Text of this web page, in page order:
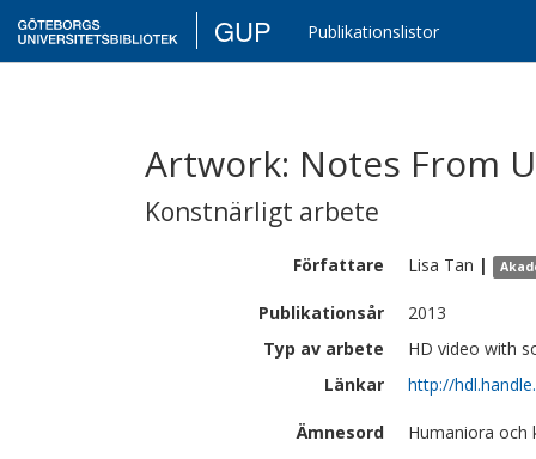
GUP Publikationslistor
Artwork: Notes From
Konstnärligt arbete
Författare Lisa Tan |
Publikationsår
2013
Typ av arbete
HD video with
Länkar
http://
Ämnesord Humaniora